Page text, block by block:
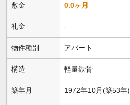
敷金 0.0ヶ月
礼金 -
物件種別 アパート
構造 軽量鉄骨
築年月 1972年10月(築53年)